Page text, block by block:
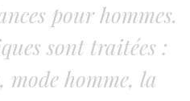
pour hommes.
sont traitées :
mode homme, la